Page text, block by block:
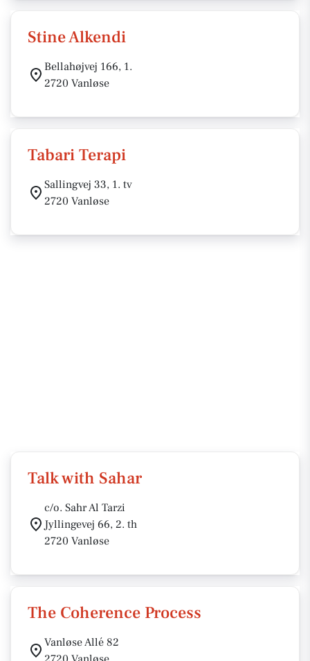
Stine Alkendi
Bellahøjvej 166, 1.
2720 Vanløse
Tabari Terapi
Sallingvej 33, 1. tv
2720 Vanløse
Talk with Sahar
c/o. Sahr Al Tarzi
Jyllingevej 66, 2. th
2720 Vanløse
The Coherence Process
Vanløse Allé 82